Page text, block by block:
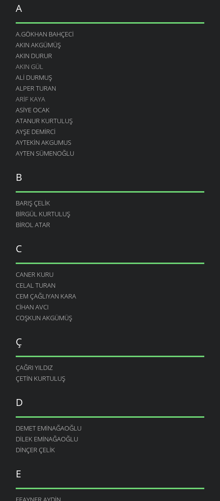
A
A.GÖKHAN BAHÇECI
AKIN AKGÜMÜŞ
AKIN DURUR
AKIN GÜL
ALI DURMUŞ
ALPER TURAN
ARIF KAYA
ASIYE OCAK
ATANUR KURTULUŞ
AYŞE DEMIRCI
AYTEKIN AKGUMUS
AYTEN SÜMENOĞLU
B
BARIŞ ÇELIK
BIRGÜL KURTULUŞ
BIROL ATAR
C
CANER KURU
CELAL TURAN
CEM ÇAĞLIYAN KARA
CIHAN AVCI
COŞKUN AKGÜMÜŞ
Ç
ÇAĞRI YILDIZ
ÇETIN KURTULUŞ
D
DEMET EMINAĞAOĞLU
DILEK EMINAĞAOĞLU
DINÇER ÇELIK
E